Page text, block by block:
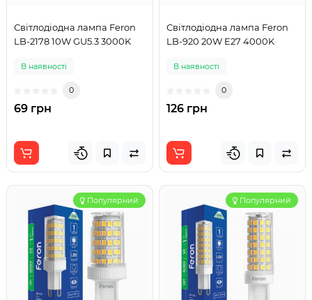
Світлодіодна лампа Feron
LB-2178 10W GU5.3 3000K
В наявності
0
69 грн
Світлодіодна лампа Feron
LB-920 20W E27 4000K
В наявності
0
126 грн
Популярний Популярний